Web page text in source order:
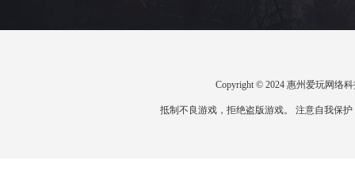
Copyright © 2024 惠州爱玩网络
抵制不良游戏，拒绝盗版游戏。 注意自我保